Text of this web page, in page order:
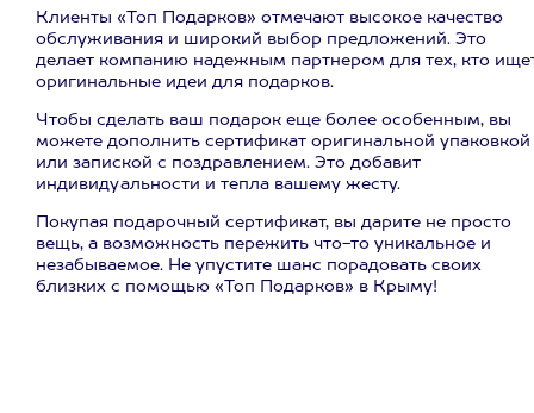
Клиенты «Топ Подарков» отмечают высокое качество
обслуживания и широкий выбор предложений. Это
делает компанию надежным партнером для тех, кто
оригинальные идеи для подарков.
Чтобы сделать ваш подарок еще более особенным, вы
можете дополнить сертификат оригинальной упаковкой
или запиской с поздравлением. Это добавит
индивидуальности и тепла вашему жесту.
Покупая подарочный сертификат, вы дарите не просто
вещь, а возможность пережить что-то уникальное и
незабываемое. Не упустите шанс порадовать своих
близких с помощью «Топ Подарков» в Крыму!